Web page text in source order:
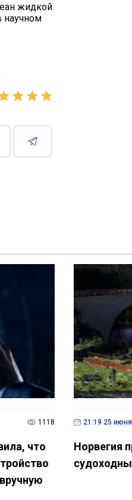
жидкой
научном
1118
что
21:19 25
Норвегия